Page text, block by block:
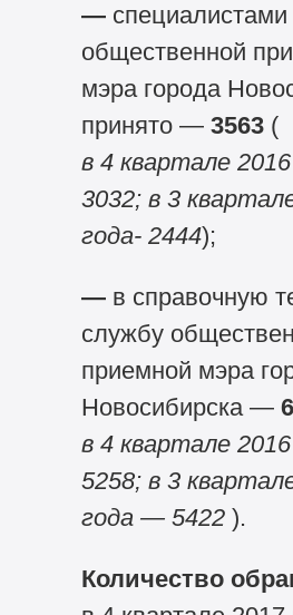
— специалистами
общественной
мэра города
принято — 3563 (
в 4 квартале
3032; в 3
года- 2444);
— в справочную
службу
приемной мэра
Новосибирска —
в 4 квартале
5258; в 3
года — 5422 ).
Количество